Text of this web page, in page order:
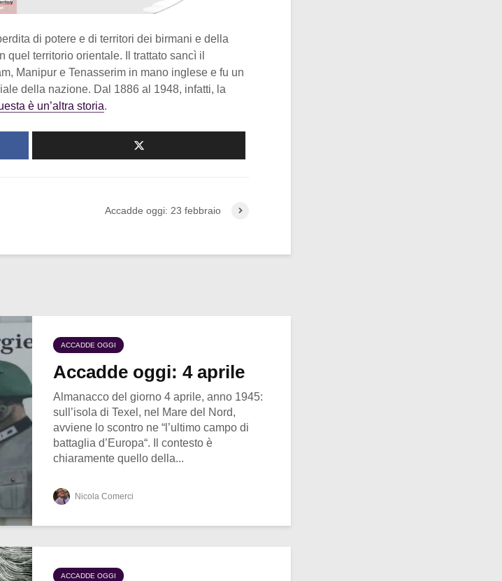
di potere e di territori dei birmani e della
territorio orientale. Il trattato sancì il
Manipur e Tenasserim in mano inglese e fu un
della nazione. Dal 1886 al 1948, infatti, la
è un’altra storia.
Accadde oggi: 23 febbraio
ACCADDE OGGI
Accadde oggi: 4 aprile
Almanacco del giorno 4 aprile, anno 1945:
sull’isola di Texel, nel Mare del Nord,
avviene lo scontro ne “l’ultimo campo di
battaglia d’Europa“. Il contesto è
chiaramente quello della...
Nicola Comerci
ACCADDE OGGI